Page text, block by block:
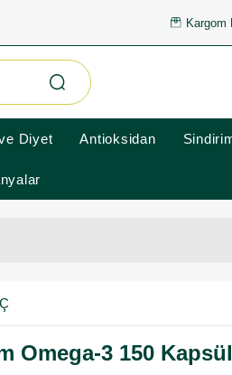
Kargom
Diyet Antioksidan
Omega-3 150